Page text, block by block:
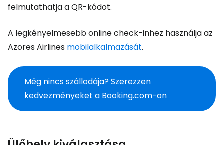
felmutathatja a QR-kódot.
A legkényelmesebb online check-inhez használja az
Azores Airlines mobilalkalmazását.
Még nincs szállodája? Szerezzen
kedvezményeket a Booking.com-on